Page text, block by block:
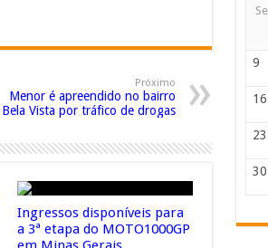
Próximo
Menor é apreendido no bairro
Bela Vista por tráfico de drogas
Ingressos disponíveis para
a 3ª etapa do MOTO1000GP
9
16
23
30